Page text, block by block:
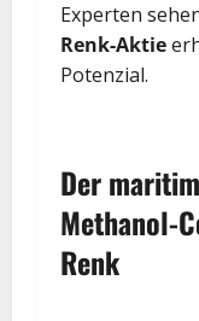
Experten
Renk-Aktie
Potenzial.
Der
Methanol-
Renk